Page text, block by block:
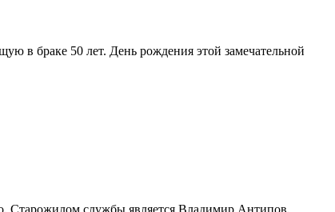
в браке 50 лет. День рождения этой замечательной
службы является Владимир Антипов,